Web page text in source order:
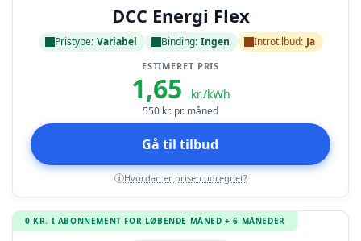
DCC Energi Flex
Pristype: Variabel Binding: Ingen Introtilbud: Ja
ESTIMERET PRIS
1,65 kr./kWh
550 kr. pr. måned
Gå til tilbud
i Hvordan er prisen udregnet?
0 KR. I ABONNEMENT FOR LØBENDE MÅNED + 6 MÅNEDER